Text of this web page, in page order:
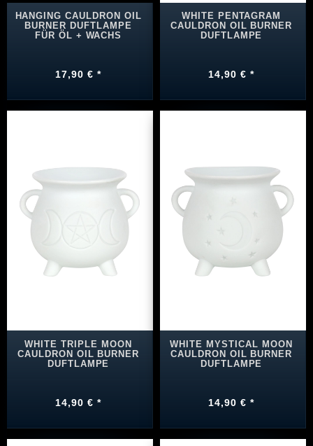
HANGING CAULDRON OIL
BURNER DUFTLAMPE
FÜR ÖL + WACHS
17,90 € *
WHITE PENTAGRAM
CAULDRON OIL BURNER
DUFTLAMPE
14,90 € *
WHITE TRIPLE MOON
CAULDRON OIL BURNER
DUFTLAMPE
14,90 € *
WHITE MYSTICAL MOON
CAULDRON OIL BURNER
DUFTLAMPE
14,90 € *